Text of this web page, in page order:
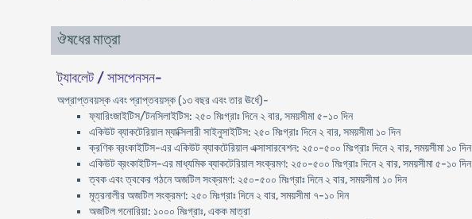
ঔষধের মাত্রা
ট্যাবলেট / সাসপেনসন-
অপ্রাপ্তবয়স্ক এবং প্রাপ্তবয়স্ক (১৩ বছর এবং তার ঊর্ধে)-
ফ্যারিংজাইটিস/টনসিলাইটিস: ২৫০ মিঃগ্রাঃ দিনে ২ বার, সময়সীমা ৫-১০ দিন
একিউট ব্যাকটেরিয়াল ম্যাক্সিলারী সাইনুসাইটিস: ২৫০ মিঃগ্রাঃ দিনে ২ বার, সময়সীমা ১০ দিন
ক্রণিক ব্রংকাইটিস-এর একিউট ব্যাকটেরিয়াল এক্সাসারবেশন: ২৫০-৫০০ মিঃগ্রাঃ দিনে ২ বার, সময়সীমা ১০ দিন
একিউট ব্রংকাইটিস-এর মাধ্যমিক ব্যাকটেরিয়াল সংক্রমণ: ২৫০-৫০০ মিঃগ্রাঃ দিনে ২ বার, সময়সীমা ৫-১০ দিন
ত্বক এবং ত্বকের গঠনে অজটিল সংক্রমণ: ২৫০-৫০০ মিঃগ্রাঃ দিনে ২ বার, সময়সীমা ১০ দিন
মূত্রনালীর অজটিল সংক্রমণ: ২৫০ মিঃগ্রাঃ দিনে ২ বার, সময়সীমা ৭-১০ দিন
অজটিল গনোরিয়া: ১০০০ মিঃগ্রাঃ, একক মাত্রা